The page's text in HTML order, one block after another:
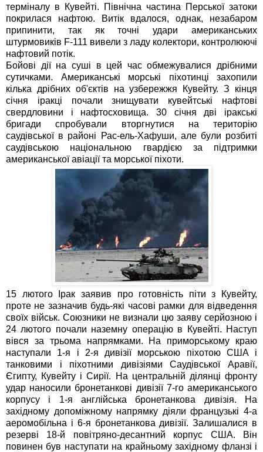
терміналу в Кувейті. Північна частина Перської затоки
покрилася нафтою. Витік вдалося, однак, незабаром
припинити, так як точні удари американських
штурмовиків F-111 вивели з ладу колектори, контролюючі
нафтовий потік.
Бойові дії на суші в цей час обмежувалися дрібними
сутичками. Американські морські піхотинці захопили
кілька дрібних об'єктів на узбережжя Кувейту. З кінця
січня іракці почали знищувати кувейтські нафтові
свердловини і нафтосховища. 30 січня дві іракські
бригади спробували вторгнутися на територію
саудівської в районі Рас-ель-Хафуши, але були розбиті
саудівською національною гвардією за підтримки
американської авіації та морської піхоти.
15 лютого Ірак заявив про готовність піти з Кувейту,
проте не зазначив будь-які часові рамки для відведення
своїх військ. Союзники не визнали цю заяву серйозною і
24 лютого почали наземну операцію в Кувейті. Наступ
вівся за трьома напрямками. На приморському краю
наступали 1-я і 2-я дивізії морською піхотою США і
танковими і піхотними дивізіями Саудівської Аравії,
Єгипту, Кувейту і Сирії. На центральній ділянці фронту
удар наносили бронетанкові дивізії 7-го американського
корпусу і 1-я англійська бронетанкова дивізія. На
західному допоміжному напрямку діяли французькі 4-а
аеромобільна і 6-я бронетанкова дивізії. Залишалися в
резерві 18-й повітряно-десантний корпус США. Він
повинен був наступати на крайньому західному фланзі і